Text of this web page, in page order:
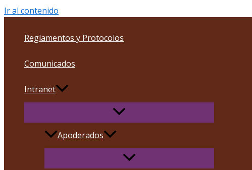
Ir al contenido
Reglamentos y Protocolos
Comunicados
Intranet
Apoderados